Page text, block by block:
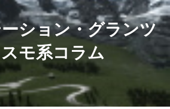
ション・グランツ
モ系コラム